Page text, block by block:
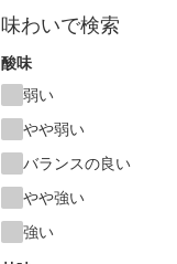
味わいで検索
酸味
弱い
やや弱い
バランスの良い
やや強い
強い